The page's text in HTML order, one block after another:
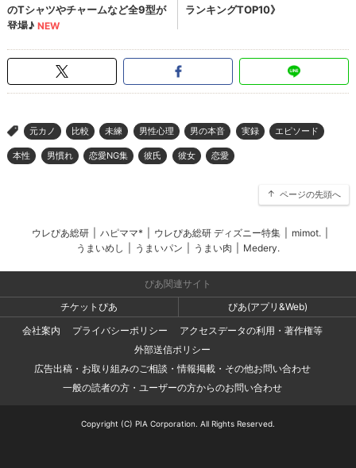
> 元カノ 比較 未練 男性心理 男の本音 実録 エピソード
本性 男慣れ 恋愛NG集 彼氏 彼女 恋愛
ページの先頭へ
ウレぴあ総研 ハピママ* ウレぴあ総研 ディズニー特集 mimot.
うまいめし
うまいパン うまい肉 Medery.
ぴあ関連サイト
チケットぴあ
ぴあ(アプリ&Web)
会社案内
プライバシーポリシー
アクセスデータの利用・著作権等
外部送信ポリシー
広告出稿・お取り組みのご相談・情報掲載・その他お問い合わせ
一般の読者の方・ユーザーの方からのお問い合わせ
Copyright (C) PIA Corporation. All Rights Reserved.